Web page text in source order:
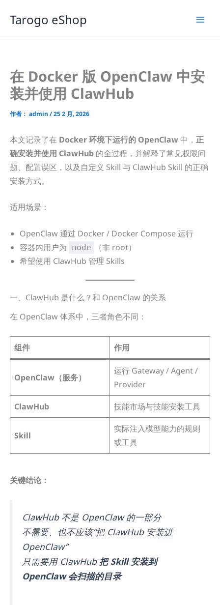
容
Tarogo eShop
在 Docker 版 OpenClaw 中安
装并使用 ClawHub
作者： admin /25 2 月, 2026
本文记录了在 Docker 环境下运行的 OpenClaw 中， 正
确安装并使用 ClawHub 的全过程，并解释了常见权限问
题、配置误区，以及自定义 Skill 与 ClawHub Skill 的正确
安装方式。
适用场景：
OpenClaw 通过 Docker / Docker Compose 运行
容器内用户为
node
（非 root）
希望使用 ClawHub 管理 Skills
一、ClawHub 是什么？和 OpenClaw 的关系
在 OpenClaw 体系中，三者角色不同：
组件 作用
OpenClaw（服务）
运行 Gateway / Agent /
Provider
ClawHub 技能市场与技能安装工具
Skill
实际注入模型能力的规则
或工具
关键结论：
ClawHub 不是 OpenClaw 的一部分
不需要、也不应该“把 ClawHub 安装进
OpenClaw”
只需要用 ClawHub 把 Skill 安装到
OpenClaw 会扫描的目录